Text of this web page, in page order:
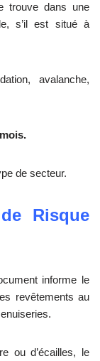
trouve dans une
s’il est situé à
avalanche,
de secteur.
Risque
informe le
revêtements au
ou d’écailles, le